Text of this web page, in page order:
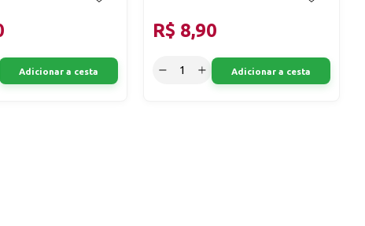
Adicionar a cesta
R$ 8,90
Adicionar a cesta